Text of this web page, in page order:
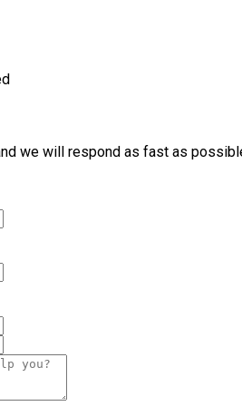
we will respond as fast as